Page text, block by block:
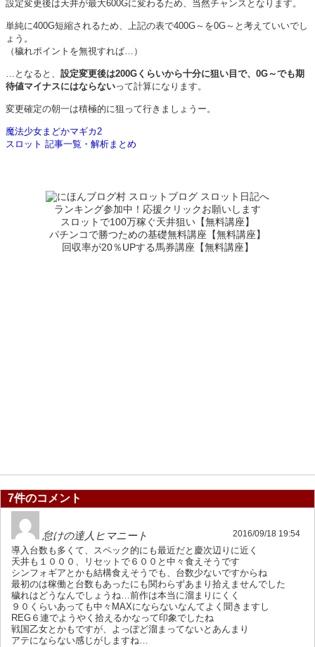
設定変更後は天井が最大600Gに変わるため、当然チャンスとなります。
単純に400G短縮されるため、上記の表で400G～を0G～と考えていいでし
ょう。
（穢れポイントを無視すれば…）
…となると、 設定変更後は200Gくらいから十分に狙い目で、0G～でも期
待値マイナスにはならないって計算になります。
変更確定の朝一は積極的に狙って行きましょうー。
魔法少女まどかマギカ2
スロット 記事一覧・解析まとめ
ランキング参加中！応援クリックお願いします
スロットで100万稼ぐ天井狙い【無料講座】
パチンコで勝つための基礎無料講座【無料講座】
回収率が20％UPする馬券講座【無料講座】
7件のコメント
怠けの達人ヒマニート 2016/09/18 19:54
導入台数も多くて、スペック的にも最近だと慶次辺りに近く
天井も１０００、リセットで６００と中々食えそうです
シンフォギアとかも結構食えそうでも、台数少ないですからね
最初のは稼働と台数もあったにも関わらずあまり拾えませんでした
穢れはどうなんでしょうね…前作は本当に溜まりにくく
９０くらいあっても中々MAXにならないなんてよく聞きますし
REG６連でようやく拾えるかなって印象でしたね
戦国乙女とかもですが、よっぽど溜まってないとあんまり
アテにならない感じがしますね…